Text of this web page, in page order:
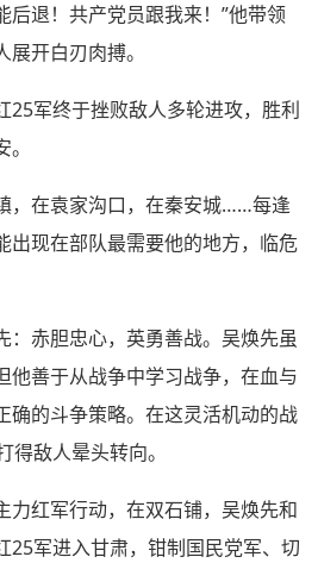
后退！共产党员跟我来！”他带领
开白刃肉搏。
25军终于挫败敌人多轮进攻，胜利
，在袁家沟口，在秦安城……每逢
出现在部队最需要他的地方，临危
：赤胆忠心，英勇善战。吴焕先虽
他善于从战争中学习战争，在血与
确的斗争策略。在这灵活机动的战
得敌人晕头转向。
力红军行动，在双石铺，吴焕先和
25军进入甘肃，钳制国民党军、切